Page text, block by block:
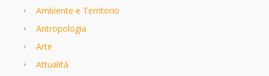
Ambiente e Territorio
Antropologia
Arte
Attualità